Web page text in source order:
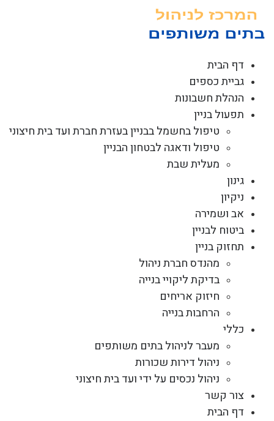
דף הבית
גביית כספים
הנהלת חשבונות
תפעול בניין
טיפול בחשמל בבניין בעזרת חברת ועד בית חיצוני
טיפול ודאגה לבטחון הבניין
מעלית שבת
גינון
ניקיון
אב ושמירה
ביטוח לבניין
תחזוק בניין
מהנדס חברת ניהול
בדיקת ליקויי בנייה
חיזוק אריחים
הרחבות בנייה
כללי
מעבר לניהול בתים משותפים
ניהול דירות שכורות
ניהול נכסים על ידי ועד בית חיצוני
צור קשר
דף הבית